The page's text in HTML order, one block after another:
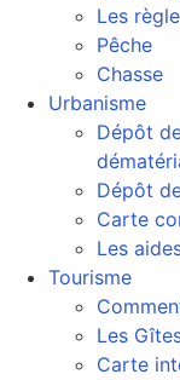
Les
Pêche
Chasse
Urbanisme
Dépôt
Dépôt
Carte
Les
Tourisme
Les
Carte